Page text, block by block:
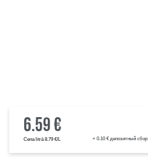
6.59 €
Cena litrā 8.79 €/L + 0.10 € депозитный сбор